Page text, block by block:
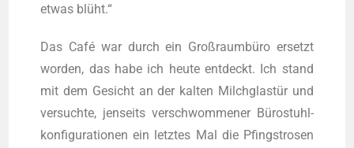
etwas blüht.“
Das Café war durch ein Groß­raum­bü­ro ersetzt
wor­den, das habe ich heu­te ent­deckt. Ich stand
mit dem Gesicht an der kal­ten Milch­glas­tür und
ver­such­te, jen­seits ver­schwom­me­ner Büro­stuhl­
kon­fi­gu­ra­tio­nen ein letz­tes Mal die Pfingst­ro­sen